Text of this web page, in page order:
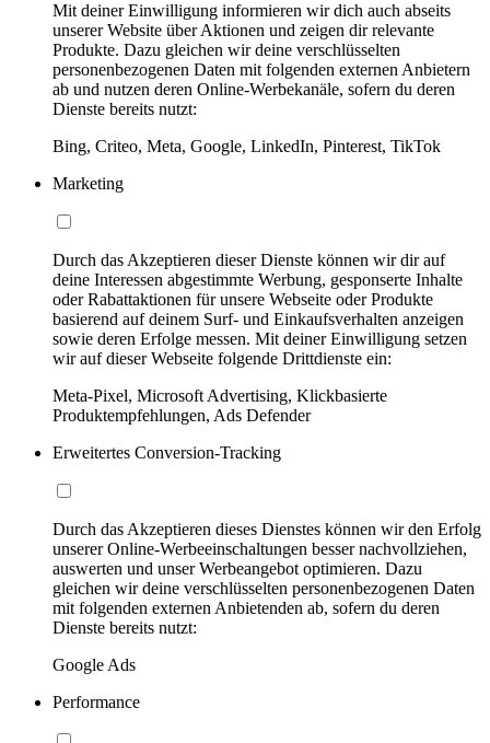
Mit deiner Einwilligung informieren wir dich auch abseits
unserer Website über Aktionen und zeigen dir relevante
Produkte. Dazu gleichen wir deine verschlüsselten
personenbezogenen Daten mit folgenden externen Anbietern
ab und nutzen deren Online-Werbekanäle, sofern du deren
Dienste bereits nutzt:
Bing, Criteo, Meta, Google, LinkedIn, Pinterest, TikTok
Marketing
Durch das Akzeptieren dieser Dienste können wir dir auf
deine Interessen abgestimmte Werbung, gesponserte Inhalte
oder Rabattaktionen für unsere Webseite oder Produkte
basierend auf deinem Surf- und Einkaufsverhalten anzeigen
sowie deren Erfolge messen. Mit deiner Einwilligung setzen
wir auf dieser Webseite folgende Drittdienste ein:
Meta-Pixel, Microsoft Advertising, Klickbasierte
Produktempfehlungen, Ads Defender
Erweitertes Conversion-Tracking
Durch das Akzeptieren dieses Dienstes können wir den Erfolg
unserer Online-Werbeeinschaltungen besser nachvollziehen,
auswerten und unser Werbeangebot optimieren. Dazu
gleichen wir deine verschlüsselten personenbezogenen Daten
mit folgenden externen Anbietenden ab, sofern du deren
Dienste bereits nutzt:
Google Ads
Performance